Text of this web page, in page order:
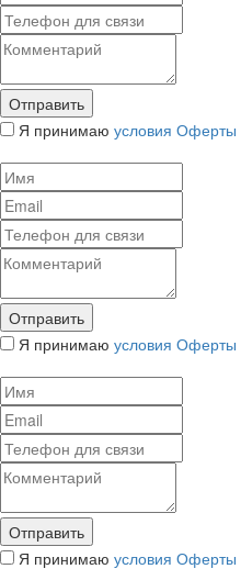
Я принимаю условия Оферты
Я принимаю условия Оферты
Я принимаю условия Оферты